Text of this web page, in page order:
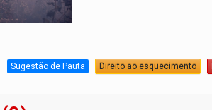
Sugestão de Pauta Direito ao esquecimento